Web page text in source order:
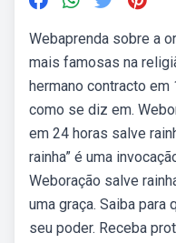
Webaprenda sobre a
mais famosas na
hermano contracto em
como se diz em.
em 24 horas salve
rainha” é uma
Weboração salve
uma graça. Saiba para
seu poder. Receba